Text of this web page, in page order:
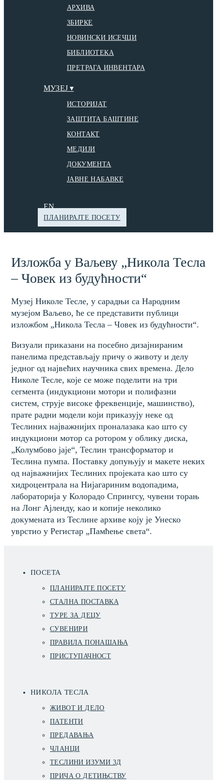
АРХИВА
ЗБИРКЕ
НОВИНСКИ ИСЕЧЦИ
БИБЛИОТЕКА
ПРЕТРАГА ИНВЕНТАРА
МУЗЕЈ ▾
ИСТОРИЈАТ
ЗАШТИТА БАШТИНЕ
КОНТАКТ
МЕДИЈИ
ДОКУМЕНТА
ЈАВНЕ НАБАВКЕ
EN
ПЛАНИРАЈТЕ ПОСЕТУ
Изложба у Ваљеву „Никола Тесла
– Човек из будућности“
Музеј Николе Тесле, у сарадњи са Народним
музејом Ваљево, ће се представити публици
изложбом „Никола Тесла – Човек из будућности“.
Визуали приказани на посебно дизајнираним
панелима представљају причу о животу и делу
једног од највећих научника свих времена. Дело
Николе Тесле, које се може поделити на три
сегмента (индукциони мотори и полифазни
систем, струје високе фреквенције, машинство),
прате радни модели који приказују неке од
Теслиних најважнијих проналазака као што су
индукциони мотор са ротором у облику диска,
„Колумбово јаје“, Теслин трансформатор и
Теслина пумпа. Поставку допуњују и макете неких
од најважнијих Теслиних пројеката као што су
хидроцентрала на Нијагариним водопадима,
лабораторија у Колорадо Спрингсу, чувени торањ
на Лонг Ајленду, као и копије неколико
докумената из Теслине архиве коју је Унеско
уврстио у Регистар „Памћење света“.
ПОСЕТА
ПЛАНИРАЈТЕ ПОСЕТУ
СТАЛНА ПОСТАВКА
ТУРЕ ЗА ДЕЦУ
СУВЕНИРИ
ПРАВИЛА ПОНАШАЊА
ПРИСТУПАЧНОСТ
НИКОЛА ТЕСЛА
ЖИВОТ И ДЕЛО
ПАТЕНТИ
ПРЕДАВАЊА
ЧЛАНЦИ
ТЕСЛИНИ ИЗУМИ 3Д
ПРИЧА О ДЕТИЊСТВУ